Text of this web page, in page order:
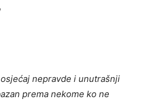
nepravde i unutrašnji
prema nekome ko ne